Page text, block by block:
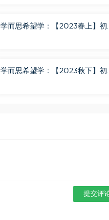
学而思希望学：【2023春上】初
学而思希望学：【2023秋下】初
提交评